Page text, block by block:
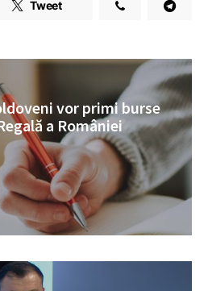
Tweet
vor primi burse
a României